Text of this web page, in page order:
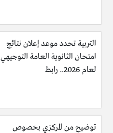
التربية تحدد موعد إعلان نتائج
امتحان الثانوية العامة التوجيهي
لعام 2026.. رابط
توضيح من المركزي بخصوص